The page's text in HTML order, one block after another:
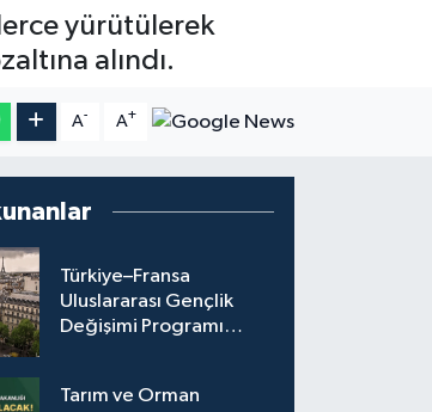
yürütülerek
alındı.
A- A+
Türkiye–Fransa
Uluslararası Gençlik
Değişimi Programı
Tarım ve Orman